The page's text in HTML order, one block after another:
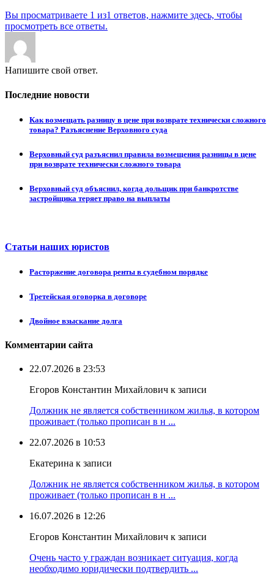
Вы просматриваете 1 из1 ответов, нажмите здесь, чтобы
просмотреть все ответы.
Напишите свой ответ.
Последние новости
Как возмещать разницу в цене при возврате технически сложного
товара? Разъяснение Верховного суда
Верховный суд разъяснил правила возмещения разницы в цене
при возврате технически сложного товара
Верховный суд объяснил, когда дольщик при банкротстве
застройщика теряет право на выплаты
Статьи наших юристов
Расторжение договора ренты в судебном порядке
Третейская оговорка в договоре
Двойное взыскание долга
Комментарии сайта
22.07.2026 в 23:53
Егоров Константин Михайлович к записи
Должник не является собственником жилья, в котором
проживает (только прописан в н ...
22.07.2026 в 10:53
Екатерина к записи
Должник не является собственником жилья, в котором
проживает (только прописан в н ...
16.07.2026 в 12:26
Егоров Константин Михайлович к записи
Очень часто у граждан возникает ситуация, когда
необходимо юридически подтвердить ...